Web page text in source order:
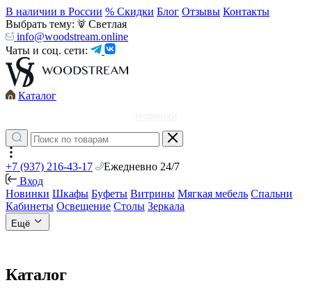
В наличии в России % Скидки Блог Отзывы Контакты
Выбрать тему:
Светлая
info@woodstream.online
Чаты и соц. сети:
Каталог
+7 (937) 216-43-17
Ежедневно 24/7
Вход
Новинки Шкафы Буфеты Витрины Мягкая мебель Спальни
Кабинеты Освещение Столы Зеркала
Ещё
Каталог